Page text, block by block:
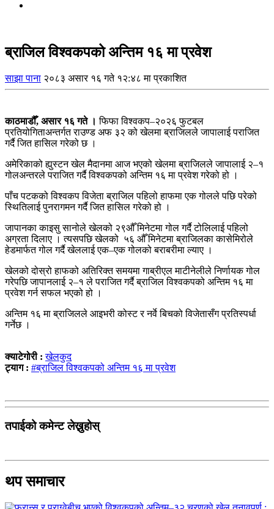
ब्राजिल विश्वकपको अन्तिम १६ मा प्रवेश
साझा पाना २०८३ असार १६ गते १२:४८ मा प्रकाशित
काठमाडौँ, असार १६ गते । फिफा विश्वकप–२०२६ फुटबल
प्रतियोगिताअन्तर्गत राउण्ड अफ ३२ को खेलमा ब्राजिलले जापालाई पराजित
गर्दै जित हासिल गरेको छ ।
अमेरिकाको ह्युस्टन खेल मैदानमा आज भएको खेलमा ब्राजिलले जापालाई २–१
गोलअन्तरले पराजित गर्दै विश्वकपको अन्तिम १६ मा प्रवेश गरेको हो ।
पाँच पटकको विश्वकप विजेता ब्राजिल पहिलो हाफमा एक गोलले पछि परेको
स्थितिलाई पुनरागमन गर्दै जित हासिल गरेको हो ।
जापानका काइसु सानोले खेलको २९औँ मिनेटमा गोल गर्दै टोलिलाई पहिलो
अग्रता दिलाए । त्यसपछि खेलको ५६ औँ मिनेटमा ब्राजिलका कासेमिरोले
हेडमार्फत गोल गर्दै खेललाई एक–एक गोलको बराबरीमा ल्याए ।
खेलको दोस्रो हाफको अतिरिक्त समयमा गाब्रीएल माटीनेलीले निर्णायक गोल
गरेपछि जापानलाई २–१ ले पराजित गर्दै ब्राजिल विश्वकपको अन्तिम १६ मा
प्रवेश गर्न सफल भएको हो ।
अन्तिम १६ मा ब्राजिलले आइभरी कोस्ट र नर्वे बिचको विजेतासँग प्रतिस्पर्धा
गर्नेछ ।
क्याटेगोरी :खेलकुद
ट्याग : #ब्राजिल विश्वकपको अन्तिम १६ मा प्रवेश
तपाईको कमेन्ट लेख्नुहोस्
थप समाचार